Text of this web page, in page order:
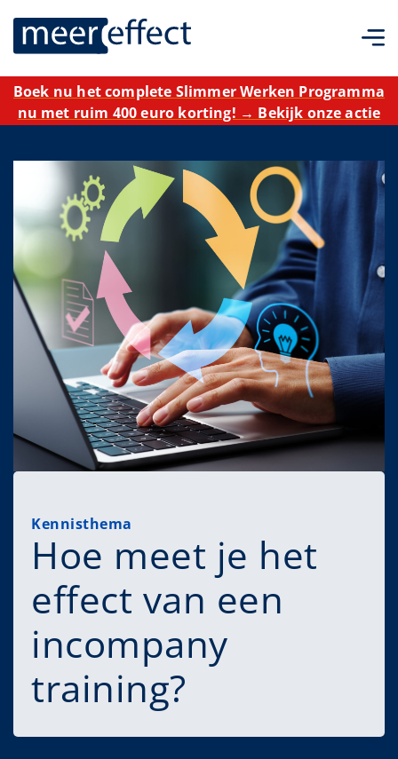
Boek nu het complete Slimmer Werken Programma
nu met ruim 400 euro korting! → Bekijk onze actie
Kennisthema
Hoe meet je het
effect van een
incompany
training?